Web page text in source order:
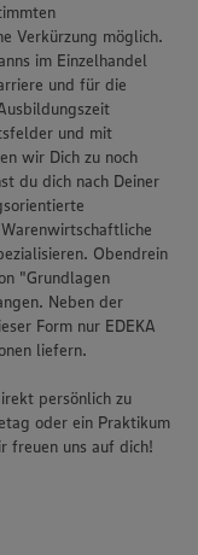
Verkürzung möglich.
im Einzelhandel
und für die
und mit
wir Dich zu noch
du dich nach Deiner
Obendrein
"Grundlagen
Neben der
Form nur EDEKA
liefern.
persönlich zu
oder ein Praktikum
freuen uns auf dich!